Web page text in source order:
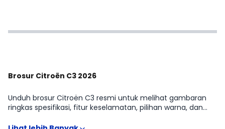
Brosur Citroën C3 2026
Unduh brosur Citroën C3 resmi untuk melihat gambaran
ringkas spesifikasi, fitur keselamatan, pilihan warna, dan
perbedaan Citroën C3 1.2L M/T tanpa menebak-nebak.